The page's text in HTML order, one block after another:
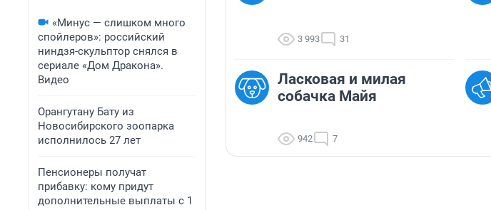
«Минус — слишком много
спойлеров»: российский
ниндзя-скульптор снялся в
сериале «Дом Дракона».
Видео
Орангутану Бату из
Новосибирского зоопарка
исполнилось 27 лет
Пенсионеры получат
прибавку: кому придут
дополнительные выплаты с 1
3 993 31
Ласковая и милая
собачка Майя
942 7